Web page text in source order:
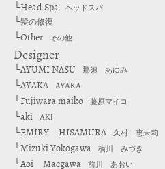
└Head Spa ヘッドスパ
└髪の修復
└Other その他
Designer
└AYUMI NASU 那須 あゆみ
└AYAKA AYAKA
└Fujiwara maiko 藤原マイコ
└aki AKI
└EMIRY HISAMURA 久村 恵未莉
└Mizuki Yokogawa 横川 みづき
└Aoi Maegawa 前川 あおい